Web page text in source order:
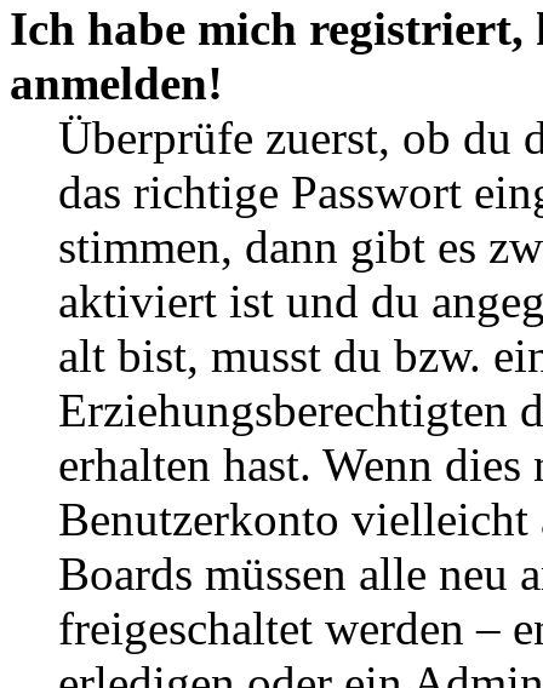
Ich habe mich
anmelden!
Überprüfe zuerst, ob du
das richtige Passwort
stimmen, dann gibt es
aktiviert ist und du
alt bist, musst du bzw.
Erziehungsberechtigten
erhalten hast. Wenn
Benutzerkonto
Boards müssen alle neu
freigeschaltet werden –